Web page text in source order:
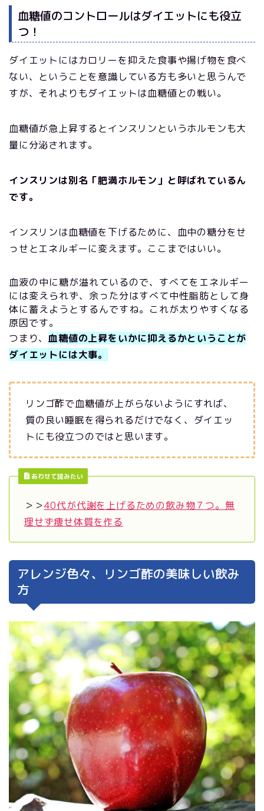
血糖値のコントロールはダイエットにも役立
つ！
ダイエットにはカロリーを抑えた食事や揚げ物を食べ
ない、ということを意識している方も多いと思うんで
すが、それよりもダイエットは血糖値との戦い。
血糖値が急上昇するとインスリンというホルモンも大
量に分泌されます。
インスリンは別名「肥満ホルモン」と呼ばれているん
です。
インスリンは血糖値を下げるために、血中の糖分をせ
っせとエネルギーに変えます。ここまではいい。
血液の中に糖が溢れているので、すべてをエネルギー
には変えられず、余った分はすべて中性脂肪として身
体に蓄えようとするんですね。これが太りやすくなる
原因です。
つまり、血糖値の上昇をいかに抑えるかということが
ダイエットには大事。
リンゴ酢で血糖値が上がらないようにすれば、
質の良い睡眠を得られるだけでなく、ダイエッ
トにも役立つのではと思います。
あわせて読みたい
＞＞40代が代謝を上げるための飲み物７つ。無
理せず痩せ体質を作る
アレンジ色々、リンゴ酢の美味しい飲み
方